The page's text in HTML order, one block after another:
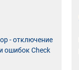
- отключение
ошибок Check